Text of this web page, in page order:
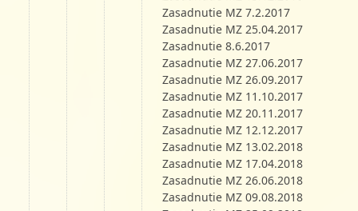
Zasadnutie MZ 7.2.2017
Zasadnutie MZ 25.04.2017
Zasadnutie 8.6.2017
Zasadnutie MZ 27.06.2017
Zasadnutie MZ 26.09.2017
Zasadnutie MZ 11.10.2017
Zasadnutie MZ 20.11.2017
Zasadnutie MZ 12.12.2017
Zasadnutie MZ 13.02.2018
Zasadnutie MZ 17.04.2018
Zasadnutie MZ 26.06.2018
Zasadnutie MZ 09.08.2018